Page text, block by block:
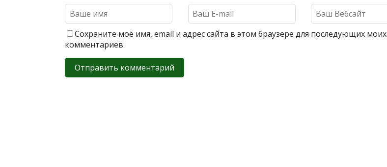
Сохраните моё имя, email и адрес сайта в этом браузере для последующих моих
комментариев